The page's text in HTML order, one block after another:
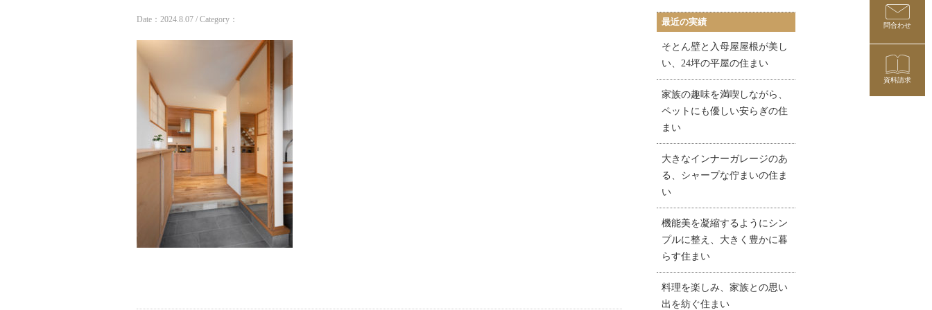
問合わせ
資料請求
Date：2024.8.07 / Category： 最近の実績
そとん壁と入母屋屋根が美し
い、24坪の平屋の住まい
家族の趣味を満喫しながら、
ペットにも優しい安らぎの住
まい
大きなインナーガレージのあ
る、シャープな佇まいの住ま
い
機能美を凝縮するようにシン
プルに整え、大きく豊かに暮
らす住まい
料理を楽しみ、家族との思い
出を紡ぐ住まい